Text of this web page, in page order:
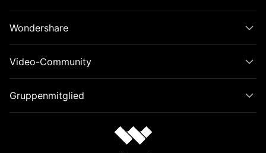
Wondershare
Video-Community
Gruppenmitglied